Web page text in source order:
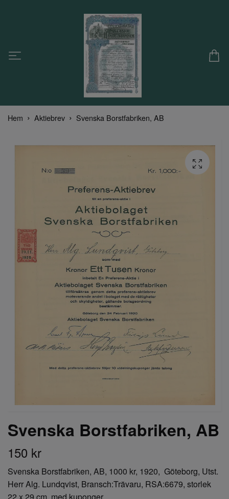
Hem Aktiebrev Svenska Borstfabriken, AB
Svenska Borstfabriken, AB
150 kr
Svenska Borstfabriken, AB, 1000 kr, 1920, Göteborg, Utst.
Herr Alg. Lundqvist, Bransch:Trävaru, RSA:6679, storlek
22 x 29 cm, med kuponger.